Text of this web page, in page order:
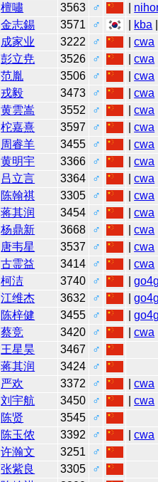
檀嘯 3563 ♂
金志錫 3571 ♂ kba
成家业 3222 ♂ |cwa
彭立尭 3526 ♂ |cwa
范胤 3506 ♂ |cwa
戎毅 3473 ♂ |cwa
黄雲嵩 3552 ♂ |cwa
柁嘉熹 3597 ♂ |cwa
周睿羊 3455 ♂ |cwa
黄明宇 3366 ♂ |cwa
吕立言 3364 ♂ |cwa
陈翰祺 3305 ♂ |cwa
蒋其润 3454 ♂ |cwa
杨鼎新 3668 ♂ |cwa
唐韦星 3537 ♂ |cwa
古霊益 3414 ♂ |cwa
柯洁 3740 ♂ |
江维杰 3632 ♂ |
陈梓健 3455 ♂ |
蔡竞 3420 ♂ |cwa
王星昊 3467
♂
蒋其润 3424
♂
严欢 3372 ♂ |cwa
刘宇航 3450 ♂ |cwa
陈贤 3545
♂
陈玉侬 3392 ♂ |cwa
许瀚文 3251
♂
张紫良 3305
♂